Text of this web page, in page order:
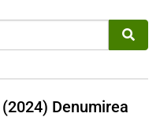
Denumirea